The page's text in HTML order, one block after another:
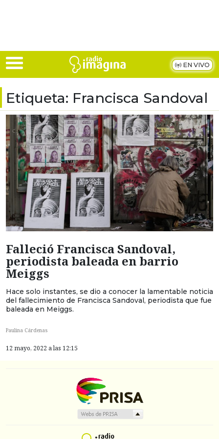
EN VIVO
Etiqueta: Francisca Sandoval
Falleció Francisca Sandoval,
periodista baleada en barrio
Meiggs
Hace solo instantes, se dio a conocer la lamentable noticia
del fallecimiento de Francisca Sandoval, periodista que fue
baleada en Meiggs.
Paulina Cárdenas
12 mayo, 2022 a las 12:15